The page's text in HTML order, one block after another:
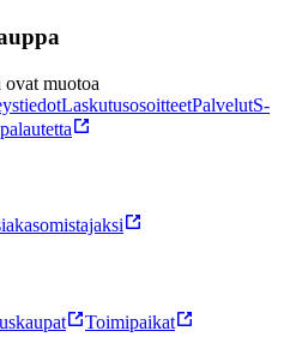
ovat muotoa
LaskutusosoitteetPalvelutS-
Toimipaikat